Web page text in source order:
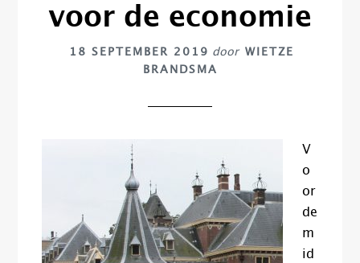
voor de economie
18 SEPTEMBER 2019 door WIETZE
BRANDSMA
V
o
or
de
m
id